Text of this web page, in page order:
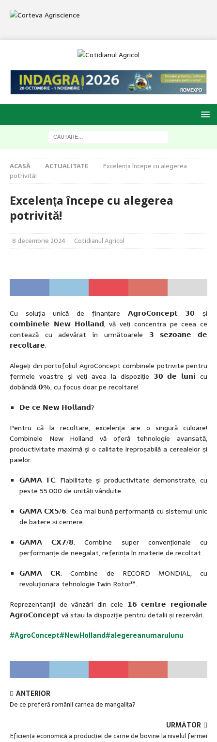
ACASĂ ACTUALITATE
Excelența începe cu alegerea
potrivită!
Excelența începe cu alegerea
potrivită!
8 decembrie 2024 Cotidianul Agricol
Cu soluția unică de finanțare 𝗔𝗴𝗿𝗼𝗖𝗼𝗻𝗰𝗲𝗽𝘁 𝟯𝟬 și
𝗰𝗼𝗺𝗯𝗶𝗻𝗲𝗹𝗲 𝗡𝗲𝘄 𝗛𝗼𝗹𝗹𝗮𝗻𝗱, vă veți concentra pe ceea ce
contează cu adevărat în următoarele 𝟯 𝘀𝗲𝘇𝗼𝗮𝗻𝗲 𝗱𝗲
𝗿𝗲𝗰𝗼𝗹𝘁𝗮𝗿𝗲.
Alegeți din portofoliul AgroConcept combinele potrivite pentru
fermele voastre și veți avea la dispoziție 𝟯𝟬 𝗱𝗲 𝗹𝘂𝗻𝗶 cu
dobândă 𝟬%, cu focus doar pe recoltare!
𝗗𝗲 𝗰𝗲 𝗡𝗲𝘄 𝗛𝗼𝗹𝗹𝗮𝗻𝗱?
Pentru că la recoltare, excelența are o singură culoare!
Combinele New Holland vă oferă tehnologie avansată,
productivitate maximă și o calitate ireproșabilă a cerealelor și
paielor.
𝗚𝗔𝗠𝗔 𝗧𝗖: Fiabilitate și productivitate demonstrate, cu
peste 55.000 de unități vândute.
𝗚𝗔𝗠𝗔 𝗖𝗫𝟱/𝟲: Cea mai bună performanță cu sistemul unic
de batere și cernere.
𝗚𝗔𝗠𝗔 𝗖𝗫𝟳/𝟴: Combine super convenționale cu
performanțe de neegalat, referința în materie de recoltat.
𝗚𝗔𝗠𝗔 𝗖𝗥: Combine de RECORD MONDIAL, cu
revoluționara tehnologie Twin Rotor™.
Reprezentanții de vânzări din cele 𝟭𝟲 𝗰𝗲𝗻𝘁𝗿𝗲 𝗿𝗲𝗴𝗶𝗼𝗻𝗮𝗹𝗲
𝗔𝗴𝗿𝗼𝗖𝗼𝗻𝗰𝗲𝗽𝘁 vă stau la dispoziție pentru detalii și rezervări.
#AgroConcept#NewHolland#alegereanumarulunu
ANTERIOR
De ce preferă românii carnea de mangalița?
URMĂTOR
Eficiența economică a producției de carne de bovine la nivelul fermei